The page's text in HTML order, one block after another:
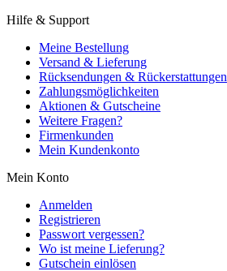
Hilfe & Support
Meine Bestellung
Versand & Lieferung
Rücksendungen & Rückerstattungen
Zahlungsmöglichkeiten
Aktionen & Gutscheine
Weitere Fragen?
Firmenkunden
Mein Kundenkonto
Mein Konto
Anmelden
Registrieren
Passwort vergessen?
Wo ist meine Lieferung?
Gutschein einlösen